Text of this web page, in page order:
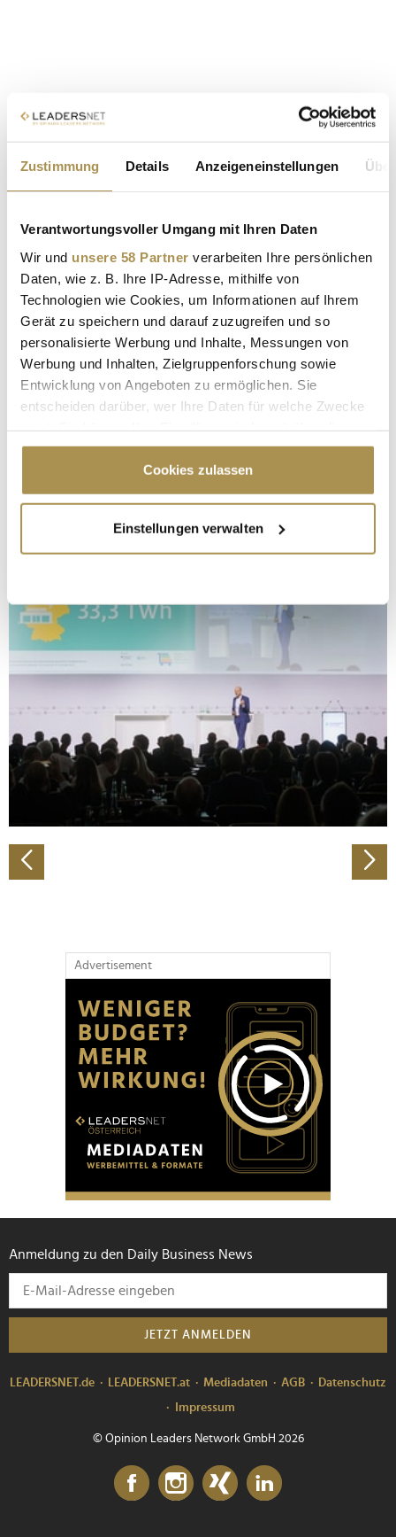
Zustimmung Details Anzeigeneinstellungen
Verantwortungsvoller Umgang mit Ihren Daten
Wir und unsere 58 Partner verarbeiten Ihre persönlichen
Daten, wie z. B. Ihre IP-Adresse, mithilfe von
Technologien wie Cookies, um Informationen auf Ihrem
Gerät zu speichern und darauf zuzugreifen und so
personalisierte Werbung und Inhalte, Messungen von
Werbung und Inhalten, Zielgruppenforschung sowie
Entwicklung von Angeboten zu ermöglichen. Sie
entscheiden darüber, wer Ihre Daten für welche Zwecke
Cookie-Erklärung oder durch Klicken auf das Privacy
Trigger Symbol ändern oder widerrufen
Informationen über Ihre geografische Lage
erfassen, welche bis auf einige Meter genau sein
bestimmten Merkmalen (Fingerprinting) identifizieren
Erfahren Sie mehr darüber, wie Ihre persönlichen Daten
verarbeitet werden, und legen Sie Ihre Präferenzen im
Wir verwenden Cookies, um Inhalte und Anzeigen zu
personalisieren, Funktionen für soziale Medien anbieten
zu können und die Zugriffe auf unsere Website zu
analysieren. Außerdem geben wir Informationen zu Ihrer
Verwendung unserer Website an unsere Partner für
Partner führen diese Informationen möglicherweise mit
weiteren Daten zusammen, die Sie ihnen bereitgestellt
Cookies zulassen
Einstellungen verwalten
Advertisement
Anmeldung zu den Daily Business News
JETZT ANMELDEN
LEADERSNET.de LEADERSNET.at Mediadaten AGB
Datenschutz
Impressum
© Opinion Leaders Network GmbH 2026